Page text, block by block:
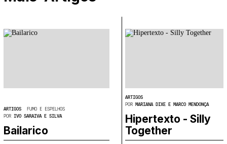
ARTIGOS
FUMO E ESPELHOS
POR IVO SARAIVA E SILVA
Bailarico
ARTIGOS
POR MARIANA DIXE E MARCO MENDONÇA
Hipertexto - Silly
Together